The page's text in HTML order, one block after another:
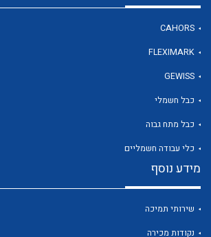
CAHORS
FLEXIMARK
GEWISS
כבל חשמלי
כבל מתח גבוה
כלי עבודה חשמליים
מידע נוסף
שירותי תמיכה
נקודות מכירה